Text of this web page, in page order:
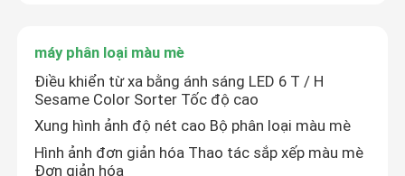
Về chúng tôi
Tham quan nhà máy
Kiểm soát chất lượng
máy phân loại màu mè
Điều khiển từ xa bằng ánh sáng LED 6 T / H
Sesame Color Sorter Tốc độ cao
Xung hình ảnh độ nét cao Bộ phân loại màu mè
Hình ảnh đơn giản hóa Thao tác sắp xếp màu mè
Đơn giản hóa